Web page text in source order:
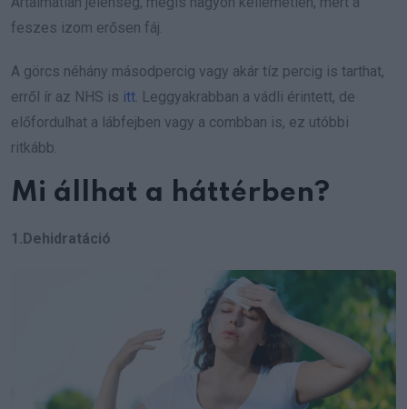
feszes izom erősen fáj.
A görcs néhány másodpercig vagy akár tíz percig is tarthat,
erről ír az NHS is itt. Leggyakrabban a vádli érintett, de
előfordulhat a lábfejben vagy a combban is, ez utóbbi
ritkább.
Mi állhat a háttérben?
1.Dehidratáció